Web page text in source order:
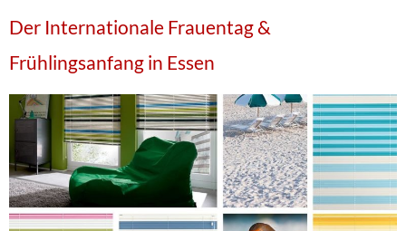
Der Internationale Frauentag &
Frühlingsanfang in Essen